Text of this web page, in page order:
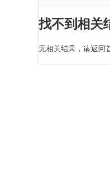
找不到相关
无相关结果，请返回